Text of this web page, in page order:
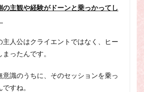
の主観や経験がドーンと乗っかってし
主人公はクライエントではなく、ヒー
ったんです。
意識のうちに、そのセッションを乗っ
すね。